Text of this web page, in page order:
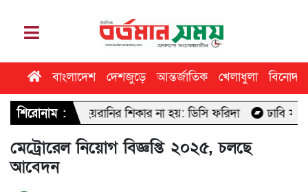
বাংলাদেশ দেশজুড়ে আন্তর্জাতিক খেলাধুলা বিনোদন
শিরোনাম :
হয়রানির শিকার না হয়: ডিসি ফরিদা ঢাবি সাংবাদিকতা
মেট্রোরেল নিয়োগ বিজ্ঞপ্তি ২০২৫, চলছে
আবেদন